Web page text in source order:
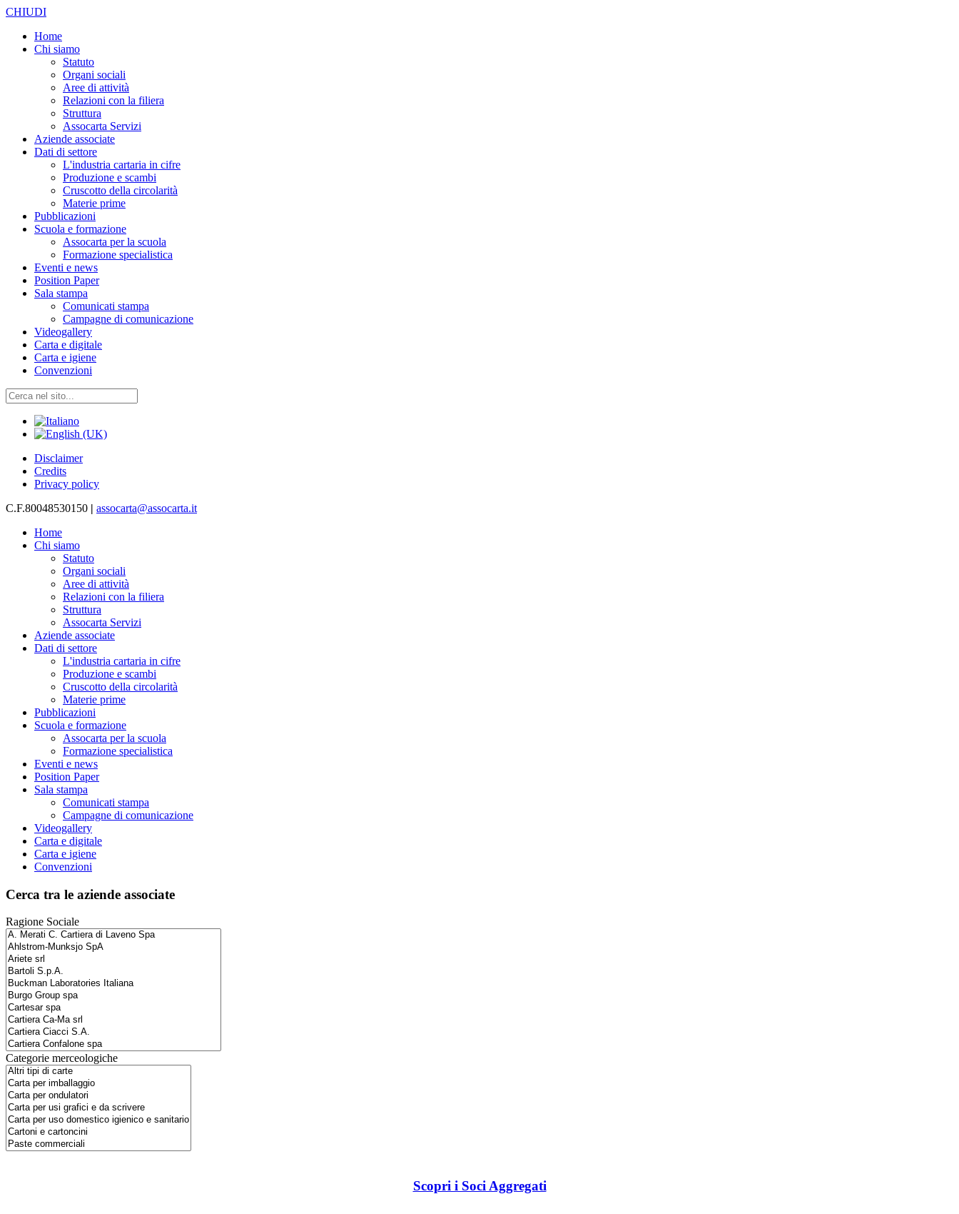
CHIUDI
Home
Chi siamo
Statuto
Organi sociali
Aree di attività
Relazioni con la filiera
Struttura
Assocarta Servizi
Aziende associate
Dati di settore
L'industria cartaria in cifre
Produzione e scambi
Cruscotto della circolarità
Materie prime
Pubblicazioni
Scuola e formazione
Assocarta per la scuola
Formazione specialistica
Eventi e news
Position Paper
Sala stampa
Comunicati stampa
Campagne di comunicazione
Videogallery
Carta e digitale
Carta e igiene
Convenzioni
Disclaimer
Credits
Privacy policy
C.F.80048530150 | assocarta@assocarta.it
Home
Chi siamo
Statuto
Organi sociali
Aree di attività
Relazioni con la filiera
Struttura
Assocarta Servizi
Aziende associate
Dati di settore
L'industria cartaria in cifre
Produzione e scambi
Cruscotto della circolarità
Materie prime
Pubblicazioni
Scuola e formazione
Assocarta per la scuola
Formazione specialistica
Eventi e news
Position Paper
Sala stampa
Comunicati stampa
Campagne di comunicazione
Videogallery
Carta e digitale
Carta e igiene
Convenzioni
Cerca tra le aziende associate
Ragione Sociale
Categorie merceologiche
Scopri i Soci Aggregati